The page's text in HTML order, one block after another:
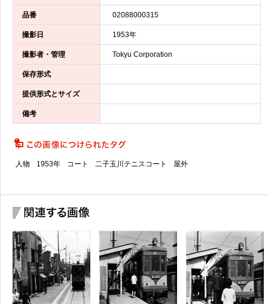
品番 02088000315
撮影日 1953年
撮影者・管理 Tokyu Corporation
保存形式
提供形式とサイズ
備考
人物 1953年 コート 二子玉川テニスコート 屋外